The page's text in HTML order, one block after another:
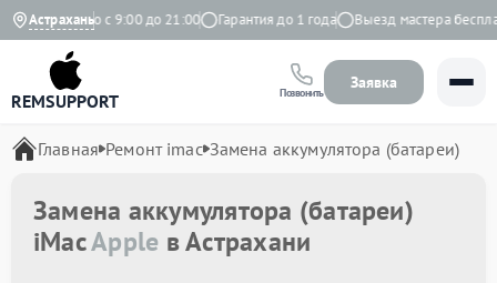
Астрахань
Ежедневно с 9:00 до 21:00 Гарантия до 1 года Выезд мастера
REMSUPPORT Позвонить
Заявка
Главная Ремонт imac Замена аккумулятора (батареи)
Замена аккумулятора (батареи)
iMacApple в Астрахани